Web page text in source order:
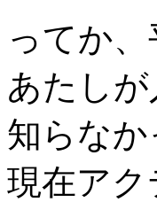
ってか
あたし
知らなか
現在ア